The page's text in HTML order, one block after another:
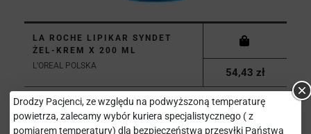
LA ROCHE LIPIKAR SYNDET
ŻEL-KREM X 200 ML
L'OREAL POLSKA
54,43 zł
Drodzy Pacjenci, ze względu na podwyższoną temperaturę
powietrza, zalecamy wybór kuriera specjalistycznego ( z
pomiarem temperatury) dla bezpieczeństwa przesyłki Państwa